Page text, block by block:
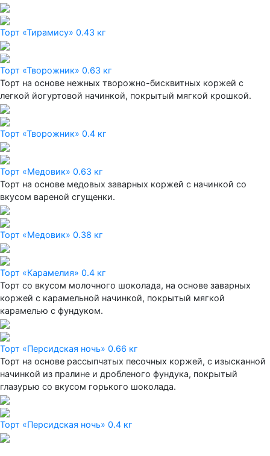
Торт «Тирамису» 0.43 кг
Торт «Творожник» 0.63 кг
Торт на основе нежных творожно-бисквитных коржей с
легкой йогуртовой начинкой, покрытый мягкой крошкой.
Торт «Творожник» 0.4 кг
Торт «Медовик» 0.63 кг
Торт на основе медовых заварных коржей с начинкой со
вкусом вареной сгущенки.
Торт «Медовик» 0.38 кг
Торт «Карамелия» 0.4 кг
Торт со вкусом молочного шоколада, на основе заварных
коржей с карамельной начинкой, покрытый мягкой
карамелью с фундуком.
Торт «Персидская ночь» 0.66 кг
Торт на основе рассыпчатых песочных коржей, с изысканной
начинкой из пралине и дробленого фундука, покрытый
глазурью со вкусом горького шоколада.
Торт «Персидская ночь» 0.4 кг